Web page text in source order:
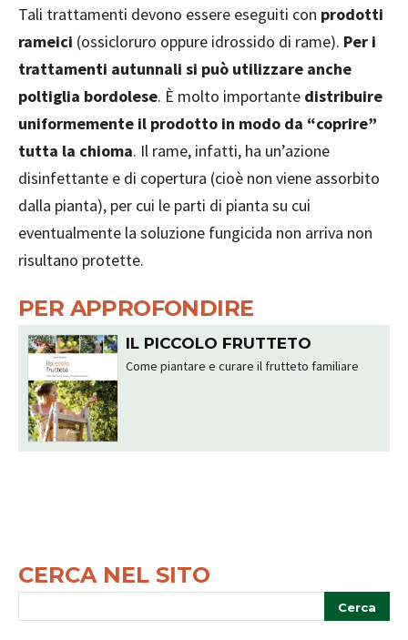
Tali trattamenti devono essere eseguiti con prodotti
rameici (ossicloruro oppure idrossido di rame). Per i
trattamenti autunnali si può utilizzare anche
poltiglia bordolese. È molto importante distribuire
uniformemente il prodotto in modo da “coprire”
tutta la chioma. Il rame, infatti, ha un’azione
disinfettante e di copertura (cioè non viene assorbito
dalla pianta), per cui le parti di pianta su cui
eventualmente la soluzione fungicida non arriva non
risultano protette.
PER APPROFONDIRE
IL PICCOLO FRUTTETO
Come piantare e curare il frutteto familiare
CERCA NEL SITO